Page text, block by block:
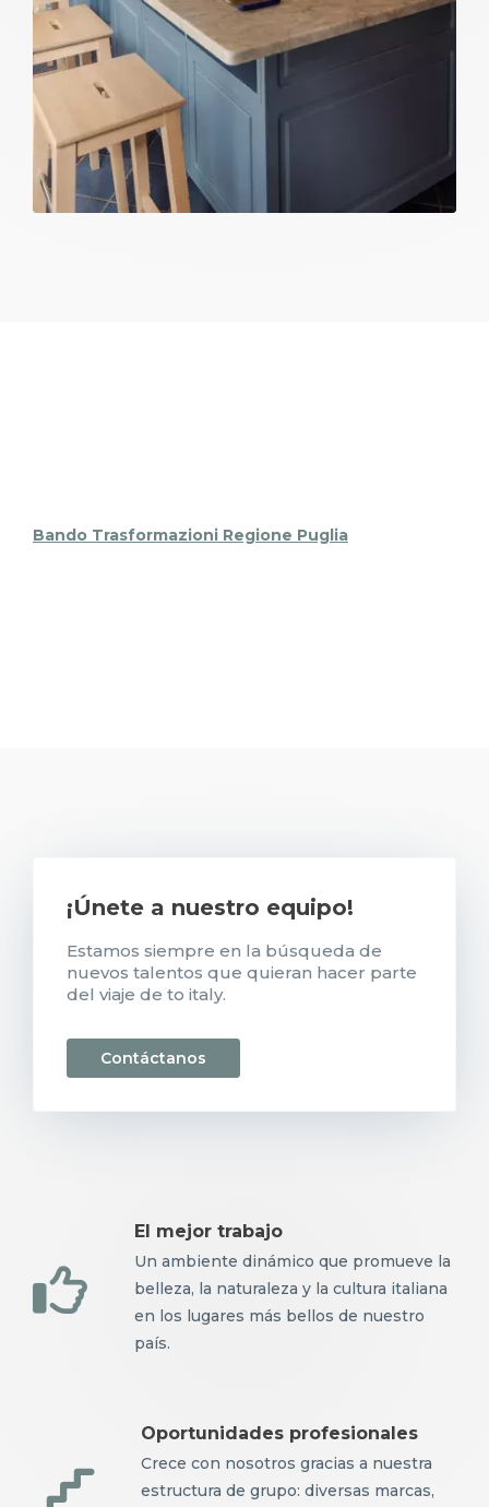
Bando Trasformazioni Regione Puglia
¡Únete a nuestro equipo!
Estamos siempre en la búsqueda de
nuevos talentos que quieran hacer parte
del viaje de to italy.
Contáctanos
El mejor trabajo
Un ambiente dinámico que promueve la
belleza, la naturaleza y la cultura italiana
en los lugares más bellos de nuestro
país.
Oportunidades profesionales
Crece con nosotros gracias a nuestra
estructura de grupo: diversas marcas,